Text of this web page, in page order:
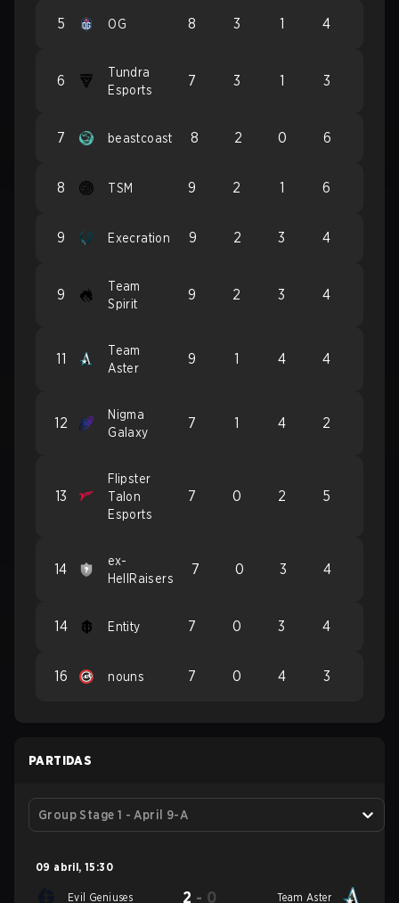
5 OG 8 3 1 4
6
Tundra
Esports
7 3 1 3
7 beastcoast 8 2 0 6
8 TSM 9 2 1 6
9 Execration 9 2 3 4
9
Team
Spirit
9 2 3 4
11
Team
Aster
9 1 4 4
12
Nigma
Galaxy
7 1 4 2
13
Flipster
Talon
Esports
7 0 2 5
14
ex-
HellRaisers
7 0 3 4
14 Entity 7 0 3 4
16 nouns 7 0 4 3
PARTIDAS
Group Stage 1 - April 9-A
09 abril, 15:30
Evil Geniuses 2 - 0 Team Aster